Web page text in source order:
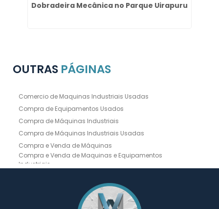
Dobradeira Mecânica no Parque Uirapuru
OUTRAS PÁGINAS
Comercio de Maquinas Industriais Usadas
Compra de Equipamentos Usados
Compra de Máquinas Industriais
Compra de Máquinas Industriais Usadas
Compra e Venda de Máquinas
Compra e Venda de Maquinas e Equipamentos
Industriais
Compra e Venda de Máquinas Operatrizes
Dobradeira CNC Usada